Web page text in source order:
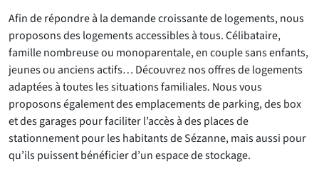
Afin de répondre à la demande croissante de logements, nous
proposons des logements accessibles à tous. Célibataire,
famille nombreuse ou monoparentale, en couple sans enfants,
jeunes ou anciens actifs… Découvrez nos offres de logements
adaptées à toutes les situations familiales. Nous vous
proposons également des emplacements de parking, des box
et des garages pour faciliter l’accès à des places de
stationnement pour les habitants de Sézanne, mais aussi pour
qu’ils puissent bénéficier d’un espace de stockage.